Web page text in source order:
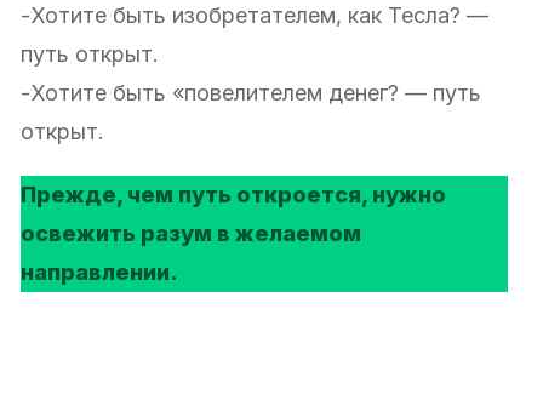
-Хотите быть изобретателем, как Тесла? —
путь открыт.
-Хотите быть «повелителем денег? — путь
открыт.
Прежде, чем путь откроется, нужно
освежить разум в желаемом
направлении.